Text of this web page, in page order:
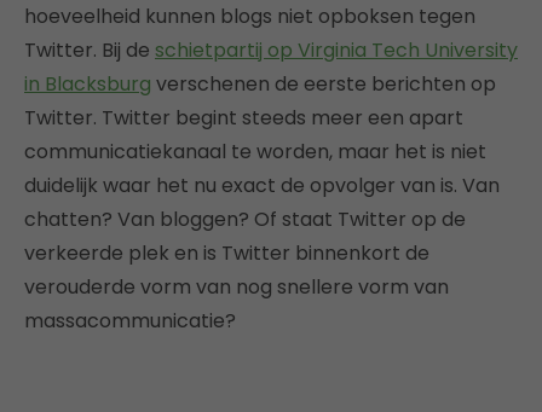
hoeveelheid kunnen blogs niet opboksen tegen
Twitter. Bij de schietpartij op Virginia Tech University
in Blacksburg verschenen de eerste berichten op
Twitter. Twitter begint steeds meer een apart
communicatiekanaal te worden, maar het is niet
duidelijk waar het nu exact de opvolger van is. Van
chatten? Van bloggen? Of staat Twitter op de
verkeerde plek en is Twitter binnenkort de
verouderde vorm van nog snellere vorm van
massacommunicatie?